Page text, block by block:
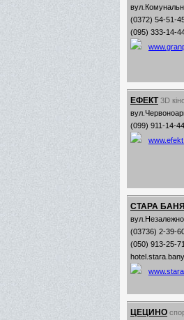
(0372) 54-51-
(095) 333-14-
ЕФЕКТ 3D
(099) 911-14-44
СТАРА БАНЯ
(03736) 2-39-
(050) 913-25-71
ЦЕЦИНО